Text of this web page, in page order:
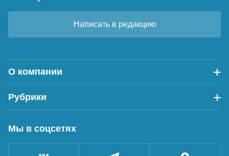
Написать в редакцию
О компании
Рубрики
Мы в соцсетях